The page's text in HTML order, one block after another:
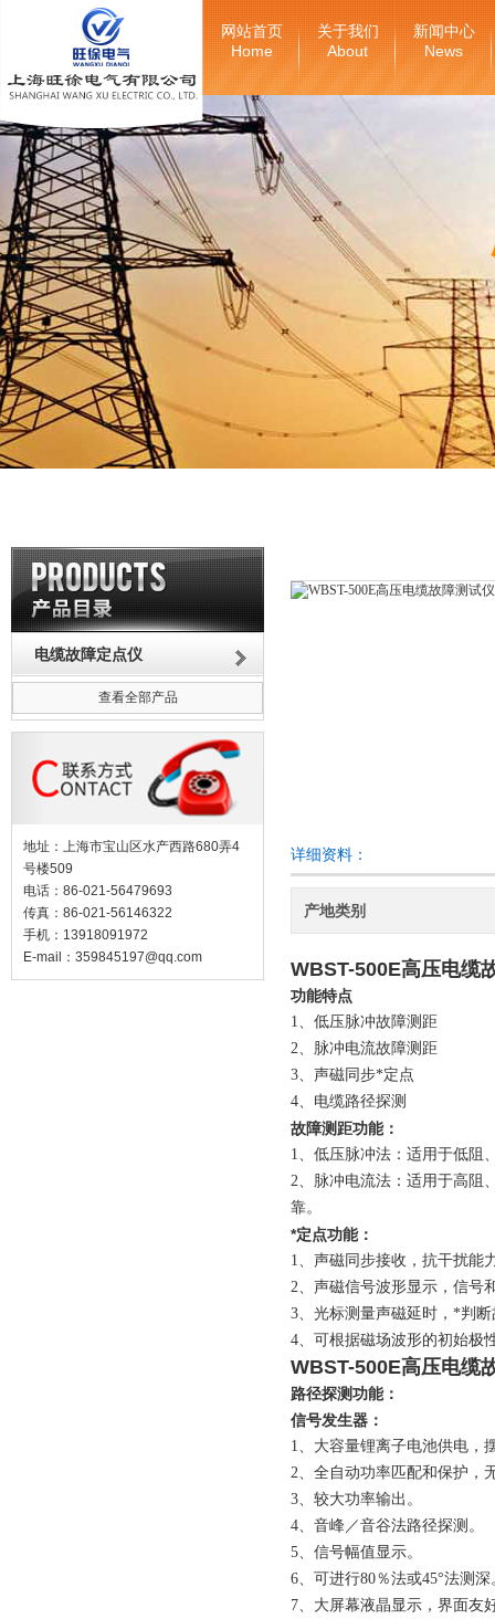
网站首页
Home
关于我们
About
新闻中心
News
电缆故障定点仪
查看全部产品
地址：上海市宝山区水产西路680弄4
号楼509
电话：86-021-56479693
传真：86-021-56146322
手机：13918091972
E-mail： 359845197@qq.com
详细资料：
产地类别
WBST-500E高压电缆
功能特点
1、 低压脉冲故障测距
2、 脉冲电流故障测距
3、 声磁同步*定点
4、 电缆路径探测
故障测距功能：
1、 低压脉冲法：适用于低阻
2、 脉冲电流法：适用于高阻
靠。
*定点功能：
1、 声磁同步接收，抗干扰能
2、 声磁信号波形显示，信号
3、 光标测量声磁延时，*判
4、 可根据磁场波形的初始极
WBST-500E高压电缆
路径探测功能：
信号发生器：
1、 大容量锂离子电池供电，
2、 全自动功率匹配和保护，
3、 较大功率输出。
4、 音峰／音谷法路径探测。
5、 信号幅值显示。
6、 可进行80％法或45°法测深
7、 大屏幕液晶显示，界面友